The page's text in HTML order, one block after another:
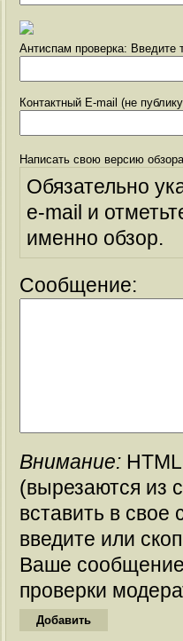
Антиспам проверка: Введите
Контактный E-mail (не
Написать свою версию
Обязательно
e-mail и
именно обзор.
Сообщение:
Внимание:
(вырезаются из
вставить в
введите или
Ваше
проверки